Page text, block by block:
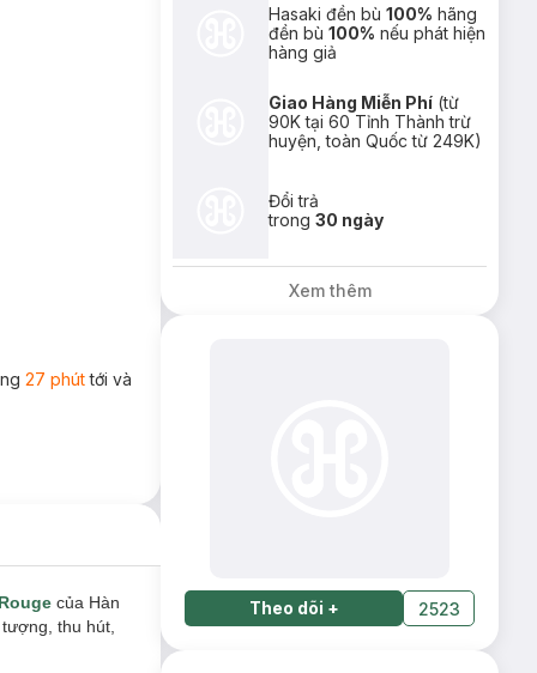
27 phúttới và
của Hàn
thu hút,
Hasaki đền bù100% hãng
đền bù100% nếu phát hiện
hàng giả
Giao Hàng Miễn Phí (từ
90K tại 60 Tỉnh Thành trừ
huyện, toàn Quốc từ 249K)
Đổi trả
trong30 ngày
Xem thêm
Theo dõi + 2523